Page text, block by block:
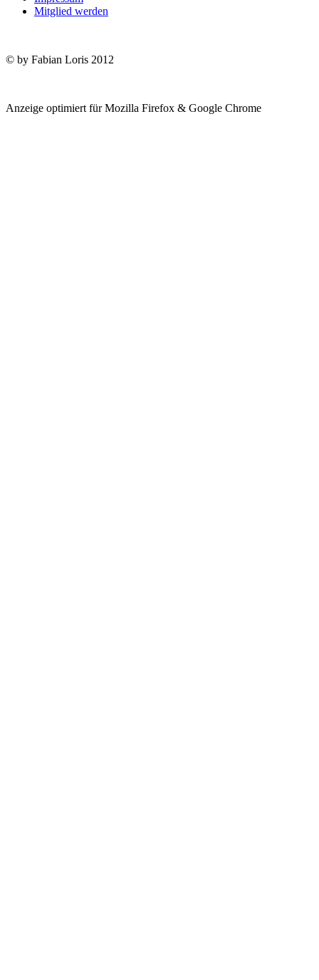
Mitglied werden
© by Fabian Loris 2012
Anzeige optimiert für Mozilla Firefox & Google Chrome